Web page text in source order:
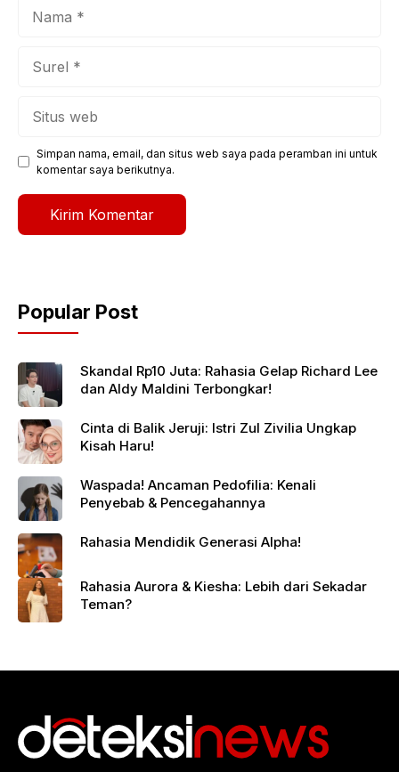
Simpan nama, email, dan situs web saya pada peramban ini untuk
komentar saya berikutnya.
Popular Post
Skandal Rp10 Juta: Rahasia Gelap Richard Lee
dan Aldy Maldini Terbongkar!
Cinta di Balik Jeruji: Istri Zul Zivilia Ungkap
Kisah Haru!
Waspada! Ancaman Pedofilia: Kenali
Penyebab & Pencegahannya
Rahasia Mendidik Generasi Alpha!
Rahasia Aurora & Kiesha: Lebih dari Sekadar
Teman?